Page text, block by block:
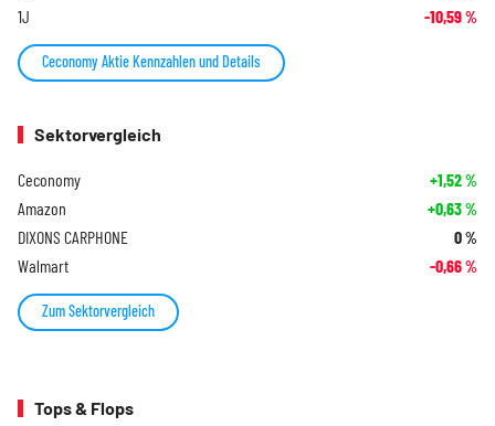
1J -10,59%
Ceconomy Aktie Kennzahlen und Details
Sektorvergleich
Ceconomy +1,52%
Amazon +0,63%
DIXONS CARPHONE 0%
Walmart -0,66%
Zum Sektorvergleich
Tops & Flops